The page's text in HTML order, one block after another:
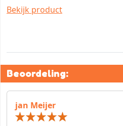
Bekijk product
Beoordeling:
jan Meijer